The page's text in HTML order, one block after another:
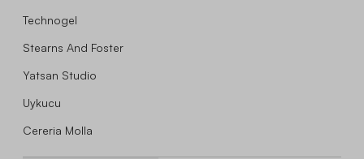
Technogel
Stearns And Foster
Yatsan Studio
Uykucu
Cereria Molla